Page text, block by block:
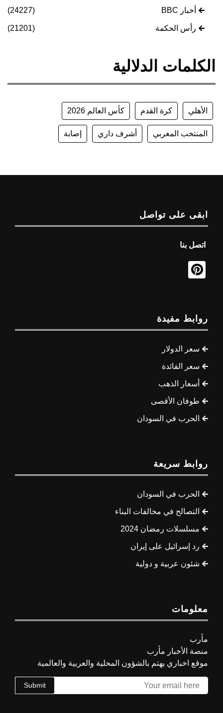
أخبار BBC (24227)
رأس الحكمة (21201)
الكلمات الدلالية
الأهلي كرة القدم كأس العالم 2026
المنتخب المغربي أشرف داري إصابة
ابقى على تواصل
اتصل بنا
روابط مفيدة
سعر الدولار
سعر الفائدة
أسعار الذهب
طوفان الأقصى
الحرب في السودان
روابط سريعة
الحرب في السودان
التصالح في مخالفات البناء
مسلسلات رمضان 2024
رد إسرائيل على إيران
شئون عربية و دولية
معلومات
مأرب
منصة الأخبار مأرب
موقع اخباري يهتم بالشؤون المحلية والعربية والعالمية
Submit